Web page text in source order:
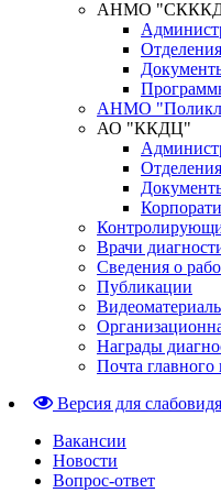
АНМО
Отделения
АНМО
АО "ККДЦ"
Отделения
Врачи
Сведения о
Публикации
Награды
Почта главного
Версия для
Вакансии
Новости
Вопрос-ответ